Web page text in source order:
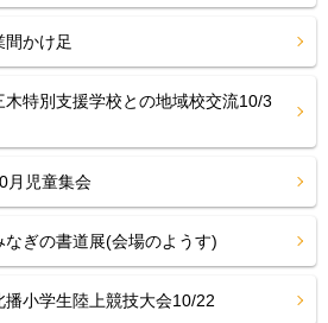
かけ足
特別支援学校との地域校交流10/3
児童集会
ぎの書道展(会場のようす)
小学生陸上競技大会10/22